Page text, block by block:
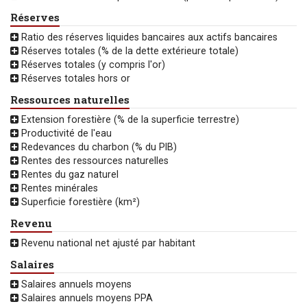
Réserves
Ratio des réserves liquides bancaires aux actifs bancaires
Réserves totales (% de la dette extérieure totale)
Réserves totales (y compris l'or)
Réserves totales hors or
Ressources naturelles
Extension forestière (% de la superficie terrestre)
Productivité de l'eau
Redevances du charbon (% du PIB)
Rentes des ressources naturelles
Rentes du gaz naturel
Rentes minérales
Superficie forestière (km²)
Revenu
Revenu national net ajusté par habitant
Salaires
Salaires annuels moyens
Salaires annuels moyens PPA